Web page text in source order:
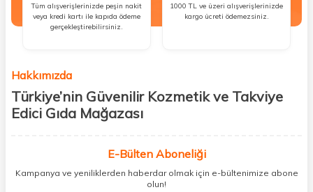
Tüm alışverişlerinizde peşin nakit
veya kredi kartı ile kapıda ödeme
gerçekleştirebilirsiniz.
1000 TL ve üzeri alışverişlerinizde
kargo ücreti ödemezsiniz.
Hakkımızda
Türkiye’nin Güvenilir Kozmetik ve Takviye
Edici Gıda Mağazası
kişisel bakım hem de takviye edici gıda ürünlerini sizlerle
buluşturuyoruz. Artık mağaza mağaza dolaşmanıza gerek yok;
ihtiyacınız olan her şeyi tek bir çatı altında topluyor ve kapınıza kadar
E-Bülten Aboneliği
Kampanya ve yeniliklerden haberdar olmak için e-bültenimize abone
olun!